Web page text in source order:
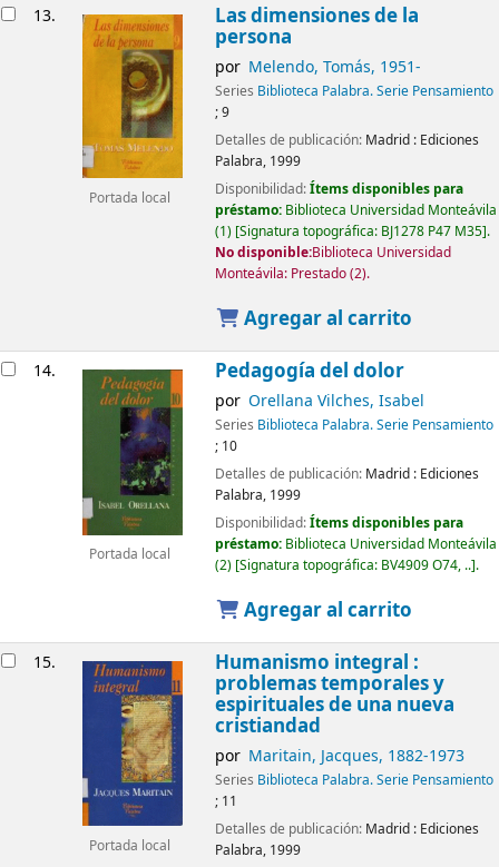
13.
Portada local
Las dimensiones de la
persona
por Melendo, Tomás, 1951-
Series Biblioteca Palabra. Serie Pensamiento
; 9
Detalles de publicación: Madrid : Ediciones
Palabra, 1999
Disponibilidad:Ítems disponibles para
préstamo: Biblioteca Universidad Monteávila
(1) Signatura topográfica: BJ1278 P47 M35 .
No disponible:Biblioteca Universidad
Monteávila: Prestado(2).
Agregar al carrito
14.
Portada local
Pedagogía del dolor
por Orellana Vilches, Isabel
Series Biblioteca Palabra. Serie Pensamiento
; 10
Detalles de publicación: Madrid : Ediciones
Palabra, 1999
Disponibilidad:Ítems disponibles para
préstamo: Biblioteca Universidad Monteávila
(2) Signatura topográfica: BV4909 O74, .. .
Agregar al carrito
15.
Portada local
Humanismo integral :
problemas temporales y
espirituales de una nueva
cristiandad
por Maritain, Jacques, 1882-1973
Series Biblioteca Palabra. Serie Pensamiento
; 11
Detalles de publicación: Madrid : Ediciones
Palabra, 1999